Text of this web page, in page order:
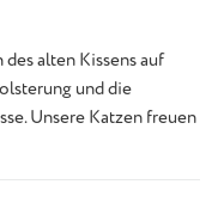
des alten Kissens auf
und die
Unsere Katzen freuen